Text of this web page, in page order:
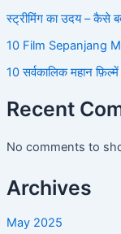
स्ट्रीमिंग का उदय – कैसे
10 Film Sepanjang
10 सर्वकालिक महान
Recent
No comments to
Archives
May 2025